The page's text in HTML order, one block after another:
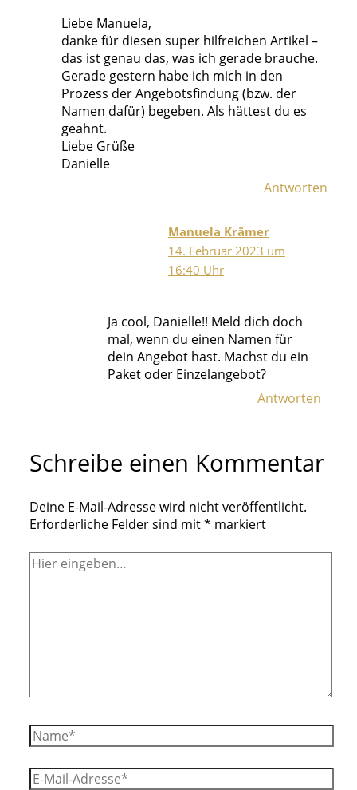
Liebe Manuela,
danke für diesen super hilfreichen Artikel –
das ist genau das, was ich gerade brauche.
Gerade gestern habe ich mich in den
Prozess der Angebotsfindung (bzw. der
Namen dafür) begeben. Als hättest du es
geahnt.
Liebe Grüße
Danielle
Antworten
Manuela Krämer
14. Februar 2023 um
16:40 Uhr
Ja cool, Danielle!! Meld dich doch
mal, wenn du einen Namen für
dein Angebot hast. Machst du ein
Paket oder Einzelangebot?
Antworten
Schreibe einen Kommentar
Deine E-Mail-Adresse wird nicht veröffentlicht.
Erforderliche Felder sind mit* markiert
Hier
eingeben…
Name*
E-